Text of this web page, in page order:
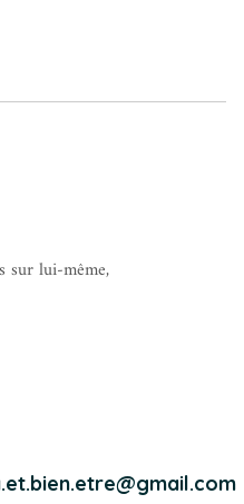
sur lui-même,